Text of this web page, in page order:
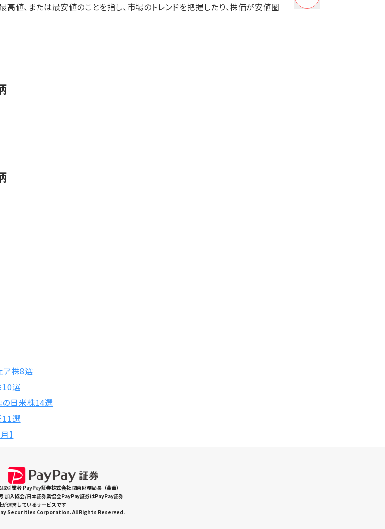
高値、または最安値のことを指し、市場のトレンドを把握したり、株価が安値圏
ア株8選
10選
の日米株14選
11選
】
取引業者 PayPay証券株式会社 関東財務局長（金商）
加入協会/日本証券業協会PayPay証券はPayPay証券
が運営しているサービスです
Securities Corporation. All Rights Reserved.